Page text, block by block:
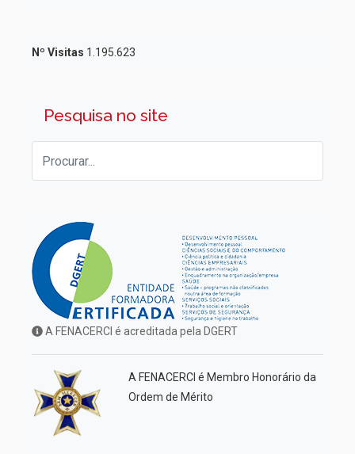
Nº Visitas 1.195.623
Pesquisa no site
A FENACERCI é acreditada pela DGERT
A FENACERCI é Membro Honorário da
Ordem de Mérito